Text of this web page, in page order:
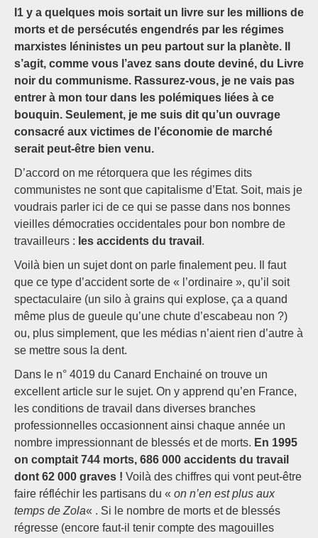
I1 y a quelques mois sortait un livre sur les millions de
morts et de persécutés engendrés par les régimes
marxistes léninistes un peu partout sur la planète. Il
s’agit, comme vous l’avez sans doute deviné, du Livre
noir du communisme. Rassurez-vous, je ne vais pas
entrer à mon tour dans les polémiques liées à ce
bouquin. Seulement, je me suis dit qu’un ouvrage
consacré aux victimes de l’économie de marché
serait peut-être bien venu.
D’accord on me rétorquera que les régimes dits
communistes ne sont que capitalisme d’Etat. Soit, mais je
voudrais parler ici de ce qui se passe dans nos bonnes
vieilles démocraties occidentales pour bon nombre de
travailleurs : les accidents du travail .
Voilà bien un sujet dont on parle finalement peu. Il faut
que ce type d’accident sorte de « l’ordinaire », qu’il soit
spectaculaire (un silo à grains qui explose, ça a quand
même plus de gueule qu’une chute d’escabeau non ?)
ou, plus simplement, que les médias n’aient rien d’autre à
se mettre sous la dent.
Dans le n° 4019 du Canard Enchainé on trouve un
excellent article sur le sujet. On y apprend qu’en France,
les conditions de travail dans diverses branches
professionnelles occasionnent ainsi chaque année un
nombre impressionnant de blessés et de morts. En 1995
on comptait 744 morts, 686 000 accidents du travail
dont 62 000 graves ! Voilà des chiffres qui vont peut-être
faire réfléchir les partisans du « on n’en est plus aux
temps de Zola« . Si le nombre de morts et de blessés
régresse (encore faut-il tenir compte des magouilles